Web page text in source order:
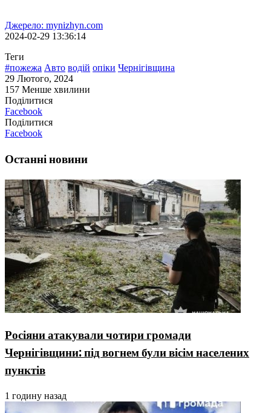
Джерело: mynizhyn.com
2024-02-29 13:36:14
Теги
#пожежа Авто водій опіки Чернігівщина
29 Лютого, 2024
157 Менше хвилини
Поділитися
Facebook
Поділитися
Facebook
Останні новини
Росіяни атакували чотири громади
Чернігівщини: під вогнем були вісім населених
пунктів
1 годину назад